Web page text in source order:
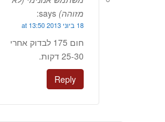
מזוהה) says:
18 ביוני 2013 at 13:50
חום 175 לבדוק אחרי
25-30 דקות.
Reply